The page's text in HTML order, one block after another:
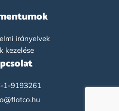
irányelvek
kezelése
1-9193261